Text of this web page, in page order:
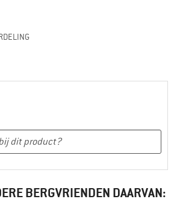
BERGVRIENDEN DAARVAN: